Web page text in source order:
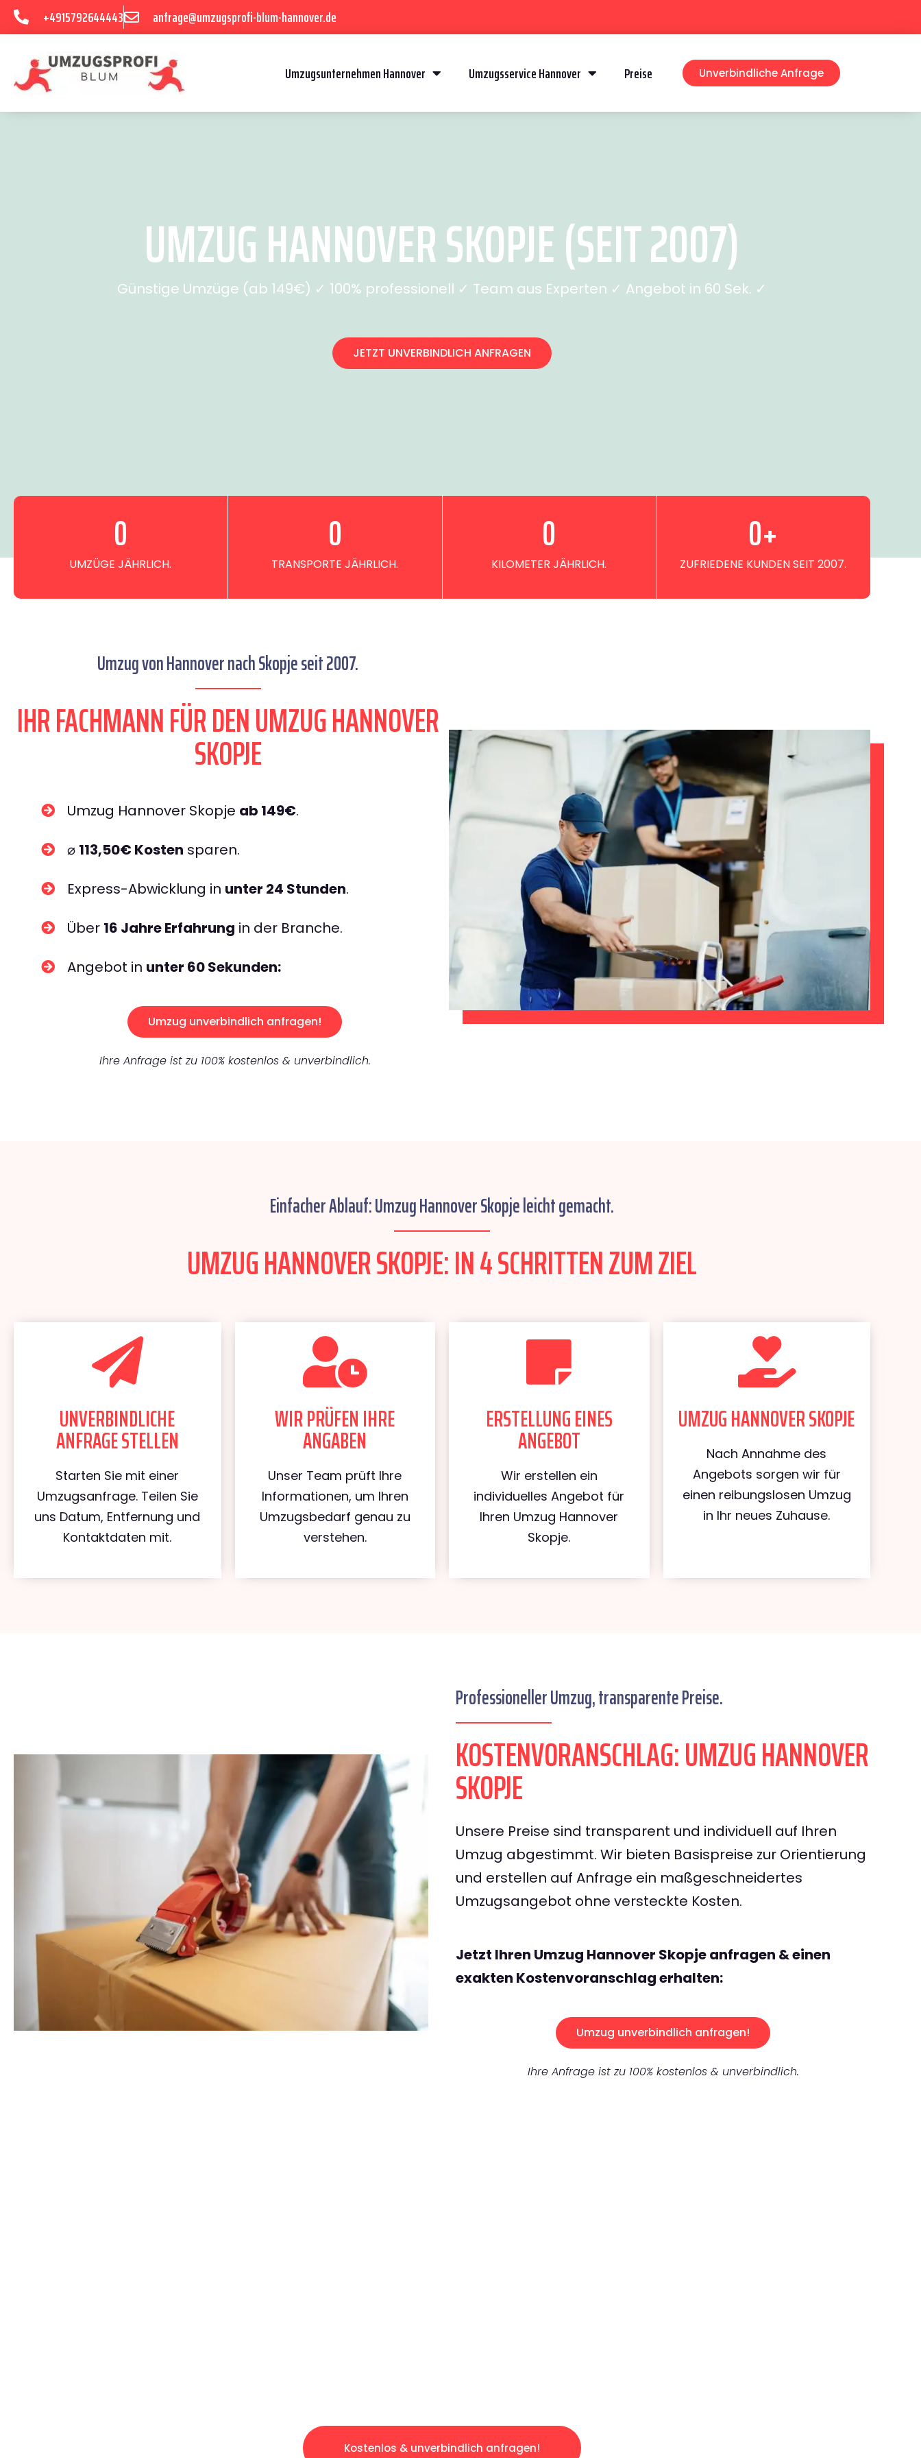
+4915792644443 anfrage@umzugsprofi-blum-hannover.de
Umzugsunternehmen Hannover Umzugsservice Hannover Preise Unverbindliche Anfrage
UMZUG HANNOVER SKOPJE (SEIT 2007)
Günstige Umzüge (ab 149€) ✓ 100% professionell ✓ Team aus Experten ✓ Angebot in 60 Sek. ✓
JETZT UNVERBINDLICH ANFRAGEN
UMZÜGE JÄHRLICH.
0
TRANSPORTE JÄHRLICH.
0
KILOMETER JÄHRLICH.
0
ZUFRIEDENE KUNDEN SEIT 2007.
0+
Umzug von Hannover nach Skopje seit 2007.
IHR FACHMANN FÜR DEN UMZUG HANNOVER
SKOPJE
Umzug Hannover Skopje ab 149€.
⌀ 113,50€ Kosten sparen.
Express-Abwicklung in unter 24 Stunden.
Über 16 Jahre Erfahrung in der Branche.
Angebot in unter 60 Sekunden:
Umzug unverbindlich anfragen!
Ihre Anfrage ist zu 100% kostenlos & unverbindlich.
Einfacher Ablauf: Umzug Hannover Skopje leicht gemacht.
UMZUG HANNOVER SKOPJE: IN 4 SCHRITTEN ZUM ZIEL
UNVERBINDLICHE
ANFRAGE STELLEN
Starten Sie mit einer
Umzugsanfrage. Teilen Sie
uns Datum, Entfernung und
Kontaktdaten mit.
WIR PRÜFEN IHRE
ANGABEN
Unser Team prüft Ihre
Informationen, um Ihren
Umzugsbedarf genau zu
verstehen.
ERSTELLUNG EINES
ANGEBOT
Wir erstellen ein
individuelles Angebot für
Ihren Umzug Hannover
Skopje.
UMZUG HANNOVER SKOPJE
Nach Annahme des
Angebots sorgen wir für
einen reibungslosen Umzug
in Ihr neues Zuhause.
Professioneller Umzug, transparente Preise.
KOSTENVORANSCHLAG: UMZUG HANNOVER
SKOPJE
Unsere Preise sind transparent und individuell auf Ihren
Umzug abgestimmt. Wir bieten Basispreise zur Orientierung
und erstellen auf Anfrage ein maßgeschneidertes
Umzugsangebot ohne versteckte Kosten.
Jetzt Ihren Umzug Hannover Skopje anfragen & einen
exakten Kostenvoranschlag erhalten:
Umzug unverbindlich anfragen!
Ihre Anfrage ist zu 100% kostenlos & unverbindlich.
Kostenlos & unverbindlich anfragen!